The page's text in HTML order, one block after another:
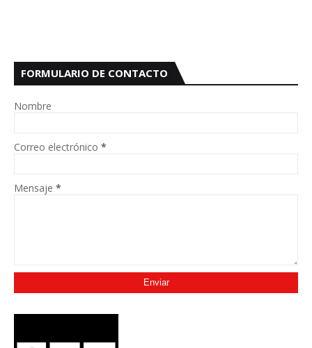
FORMULARIO DE CONTACTO
Nombre
Correo electrónico *
Mensaje *